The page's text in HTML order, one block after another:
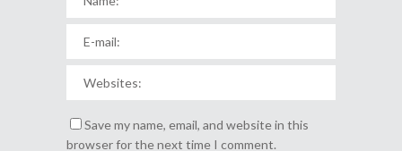
Save my name, email, and website in this
browser for the next time I comment.